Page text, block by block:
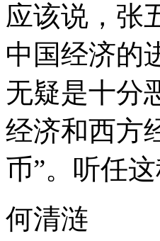
应该说，张
中国经济的
无疑是十分
经济和西方
币”。听任
何清涟